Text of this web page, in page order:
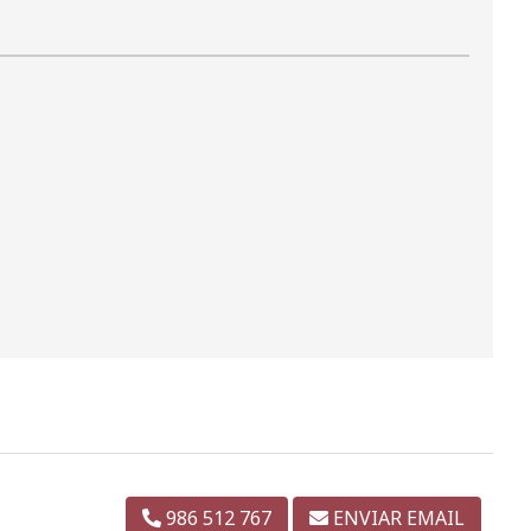
986 512 767 ENVIAR EMAIL